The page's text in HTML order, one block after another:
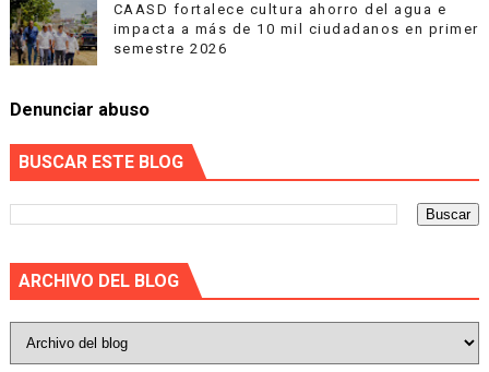
CAASD fortalece cultura ahorro del agua e
impacta a más de 10 mil ciudadanos en primer
semestre 2026
Denunciar abuso
BUSCAR ESTE BLOG
ARCHIVO DEL BLOG